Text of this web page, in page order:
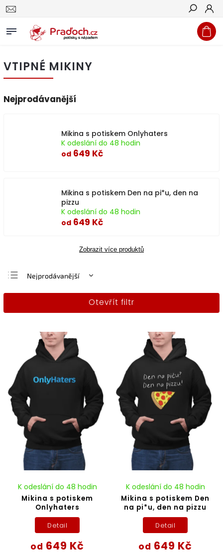
Hledat
VTIPNÉ MIKINY
Nejprodávanější
Mikina s potiskem Onlyhaters
K odeslání do 48 hodin
od 649 Kč
Mikina s potiskem Den na pi*u, den na
pizzu
K odeslání do 48 hodin
od 649 Kč
Zobrazit více produktů
Nejprodávanější
Nejlevnější
Otevřít filtr
Mikina s potiskem
Onlyhaters
K odeslání do 48 hodin
od 649 Kč
Detail
Mikina s potiskem Den
na pi*u, den na pizzu
K odeslání do 48 hodin
od 649 Kč
Detail